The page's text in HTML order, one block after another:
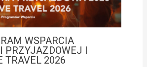
WSPARCIA
PRZYJAZDOWEJ I
TRAVEL 2026